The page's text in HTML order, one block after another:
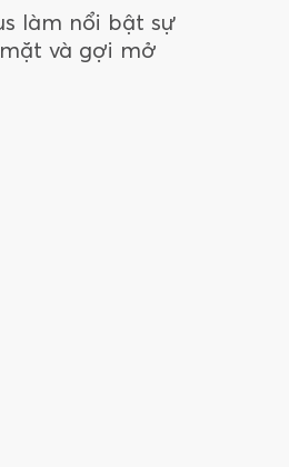
làm nổi bật sự
và gợi mở